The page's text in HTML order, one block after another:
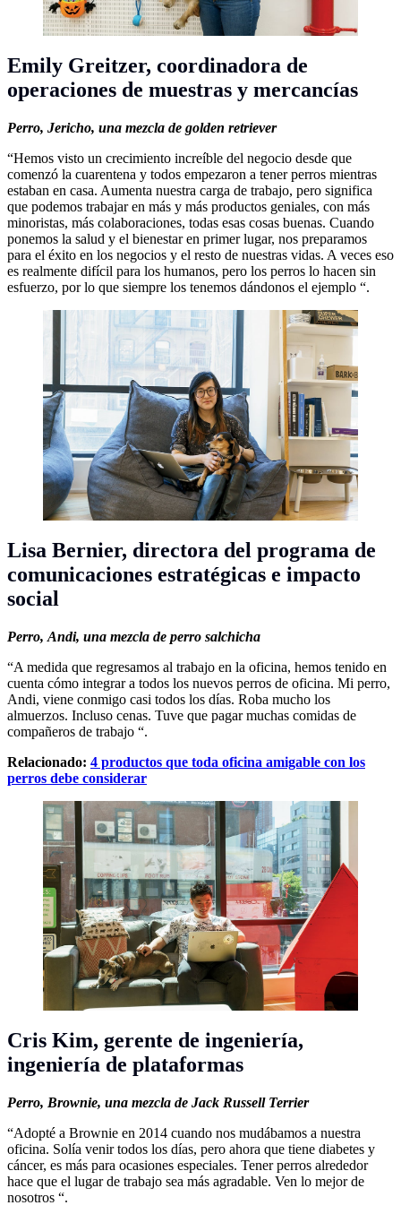
Emily Greitzer, coordinadora de
operaciones de muestras y mercancías
Perro, Jericho, una mezcla de golden retriever
“Hemos visto un crecimiento increíble del negocio desde que
comenzó la cuarentena y todos empezaron a tener perros mientras
estaban en casa. Aumenta nuestra carga de trabajo, pero significa
que podemos trabajar en más y más productos geniales, con más
minoristas, más colaboraciones, todas esas cosas buenas. Cuando
ponemos la salud y el bienestar en primer lugar, nos preparamos
para el éxito en los negocios y el resto de nuestras vidas. A veces eso
es realmente difícil para los humanos, pero los perros lo hacen sin
esfuerzo, por lo que siempre los tenemos dándonos el ejemplo “.
Lisa Bernier, directora del programa de
comunicaciones estratégicas e impacto
social
Perro, Andi, una mezcla de perro salchicha
“A medida que regresamos al trabajo en la oficina, hemos tenido en
cuenta cómo integrar a todos los nuevos perros de oficina. Mi perro,
Andi, viene conmigo casi todos los días. Roba mucho los
almuerzos. Incluso cenas. Tuve que pagar muchas comidas de
compañeros de trabajo “.
Relacionado: 4 productos que toda oficina amigable con los
perros debe considerar
Cris Kim, gerente de ingeniería,
ingeniería de plataformas
Perro, Brownie, una mezcla de Jack Russell Terrier
“Adopté a Brownie en 2014 cuando nos mudábamos a nuestra
oficina. Solía venir todos los días, pero ahora que tiene diabetes y
cáncer, es más para ocasiones especiales. Tener perros alrededor
hace que el lugar de trabajo sea más agradable. Ven lo mejor de
nosotros “.